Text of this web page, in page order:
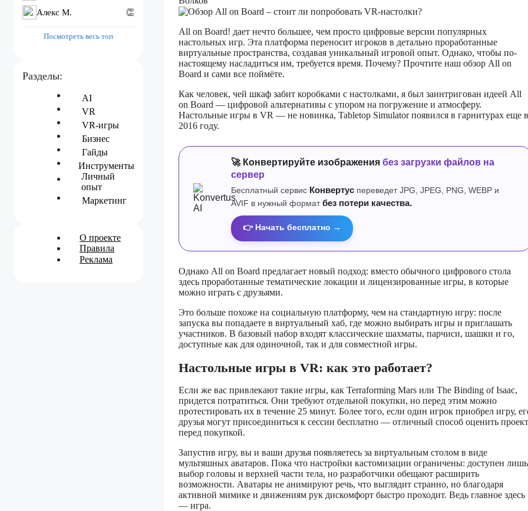
All on Board! дает нечто большее, чем просто цифровые версии популярных
настольных игр. Эта платформа переносит игроков в детально проработанные
виртуальные пространства, создавая уникальный игровой опыт. Однако, чтобы по-
настоящему насладиться им, требуется время. Почему? Прочтите наш обзор All on
Board и сами все поймёте.
Как человек, чей шкаф забит коробками с настолками, я был заинтригован идеей All
on Board — цифровой альтернативы с упором на погружение и атмосферу.
Настольные игры в VR — не новинка, Tabletop Simulator появился в гарнитурах еще в
2016 году.
🚀 Конвертируйте изображения без загрузки файлов на
сервер
Бесплатный сервис Конвертус переведет JPG, JPEG, PNG, WEBP и
AVIF в нужный формат без потери качества.
👉 Начать бесплатно →
Однако All on Board предлагает новый подход: вместо обычного цифрового стола
здесь проработанные тематические локации и лицензированные игры, в которые
можно играть с друзьями.
Это больше похоже на социальную платформу, чем на стандартную игру: после
запуска вы попадаете в виртуальный хаб, где можно выбирать игры и приглашать
участников. В базовый набор входят классические шахматы, парчиси, шашки и го,
доступные как для одиночной, так и для совместной игры.
Настольные игры в VR: как это работает?
Если же вас привлекают такие игры, как Terraforming Mars или The Binding of Isaac,
придется потратиться. Они требуют отдельной покупки, но перед этим можно
протестировать их в течение 25 минут. Более того, если один игрок приобрел игру,
друзья могут присоединиться к сессии бесплатно — отличный способ оценить проект
перед покупкой.
Запустив игру, вы и ваши друзья появляетесь за виртуальным столом в виде
мультяшных аватаров. Пока что настройки кастомизации ограничены: доступен лишь
выбор головы и верхней части тела, но разработчики обещают расширить
возможности. Аватары не анимируют речь, что выглядит странно, но благодаря
активной мимике и движениям рук дискомфорт быстро проходит. Ведь главное здесь
— игра.
Алекс M. 👏
Посмотреть весь топ
Разделы:
AI
VR
VR-игры
Бизнес
Гайды
Инструменты
Личный
опыт
Маркетинг
О проекте
Правила
Реклама